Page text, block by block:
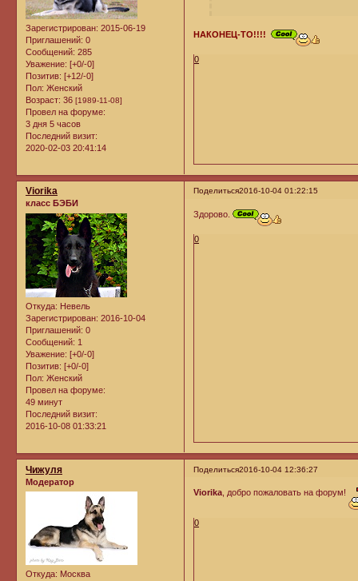
Зарегистрирован: 2015-06-19
Приглашений: 0
Сообщений: 285
Уважение: [+0/-0]
Позитив: [+12/-0]
Пол: Женский
Возраст: 36 [1989-11-08]
Провел на форуме:
3 дня 5 часов
Последний визит:
2020-02-03 20:41:14
НАКОНЕЦ-ТО!!!!
0
Поделиться2016-10-04 01:22:15
Viorika
класс БЭБИ
Откуда: Невель
Зарегистрирован: 2016-10-04
Приглашений: 0
Сообщений: 1
Уважение: [+0/-0]
Позитив: [+0/-0]
Пол: Женский
Провел на форуме:
49 минут
Последний визит:
2016-10-08 01:33:21
Здорово.
0
Поделиться2016-10-04 12:36:27
Чижуля
Модератор
Откуда: Москва
Viorika , добро пожаловать на форум!
0